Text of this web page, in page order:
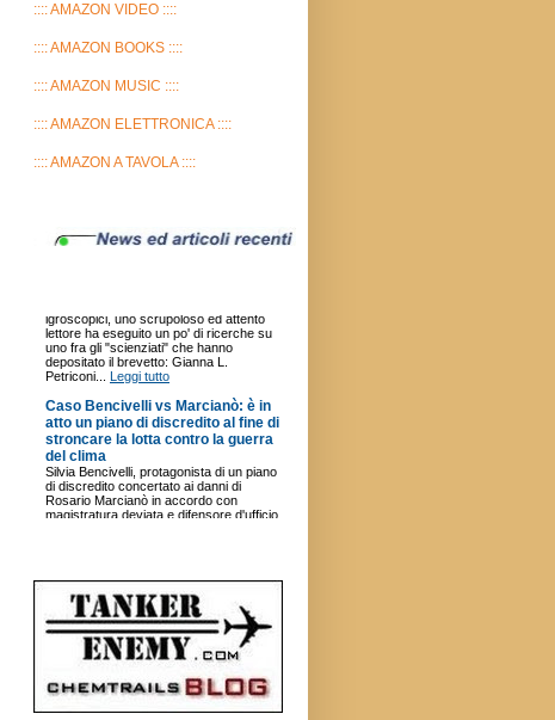
:::: AMAZON VIDEO ::::
:::: AMAZON BOOKS ::::
:::: AMAZON MUSIC ::::
:::: AMAZON ELETTRONICA ::::
:::: AMAZON A TAVOLA ::::